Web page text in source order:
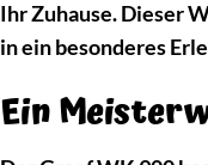
Ihr Zuhause. Dieser
in ein besonderes
Ein